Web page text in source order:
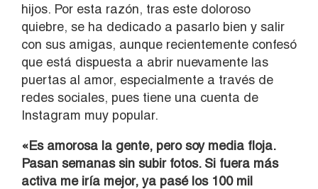
hijos. Por esta razón, tras este doloroso
quiebre, se ha dedicado a pasarlo bien y salir
con sus amigas, aunque recientemente confesó
que está dispuesta a abrir nuevamente las
puertas al amor, especialmente a través de
redes sociales, pues tiene una cuenta de
Instagram muy popular.
«Es amorosa la gente, pero soy media floja.
Pasan semanas sin subir fotos. Si fuera más
activa me iría mejor, ya pasé los 100 mil